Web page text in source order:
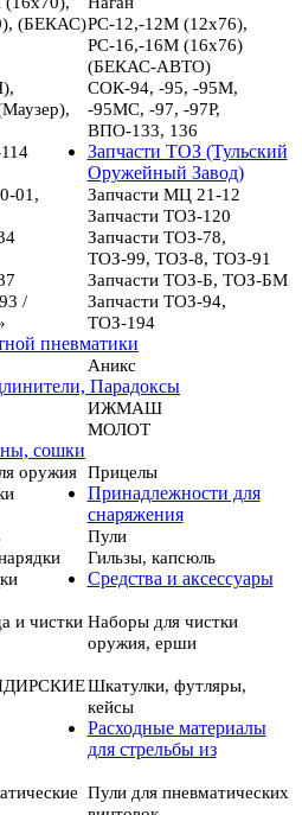
(БЕКАС)РС-12,-12М (12х76),
РС-16,-16М (16х76)
(БЕКАС-АВТО)
СОК-94, -95, -95М,
-95МС, -97, -97Р,
ВПО-133, 136
Запчасти ТОЗ (Тульский
Оружейный Завод)
01,
Запчасти МЦ 21-12
Запчасти ТОЗ-120
Запчасти ТОЗ-78,
ТОЗ-99, ТОЗ-8, ТОЗ-91
Запчасти ТОЗ-Б, ТОЗ-БМ
/
Запчасти ТОЗ-94,
ТОЗ-194
пневматики
Аникс
Парадоксы
ИЖМАШ
МОЛОТ
сошки
оружия Прицелы
Принадлежности для
снаряжения
Пули
Гильзы, капсюль
Средства и аксессуары
и чистки Наборы для чистки
оружия, ерши
Шкатулки, футляры,
кейсы
Расходные материалы
для стрельбы из
Пули для пневматических